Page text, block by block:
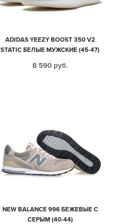
ADIDAS YEEZY BOOST 350 V2
STATIC БЕЛЫЕ МУЖСКИЕ (45-47)
8 590 руб.
NEW BALANCE 996 БЕЖЕВЫЕ С
СЕРЫМ (40-44)